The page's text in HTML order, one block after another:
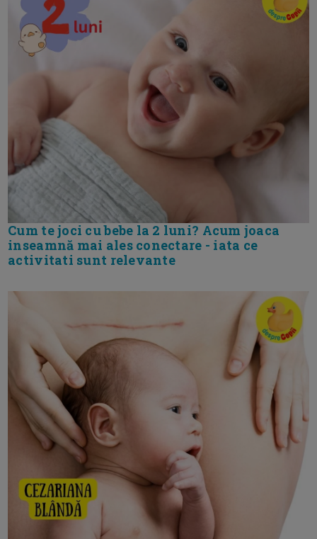
Cum te joci cu bebe la 2 luni? Acum joaca
inseamnă mai ales conectare - iata ce
activitati sunt relevante